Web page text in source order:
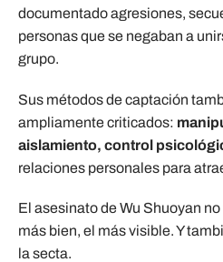
documentado agresiones,
personas que se negaban a
grupo.
Sus métodos de captación
ampliamente criticados:
aislamiento, control
relaciones personales para
El asesinato de Wu Shuoyan
más bien, el más visible. Y
la secta.